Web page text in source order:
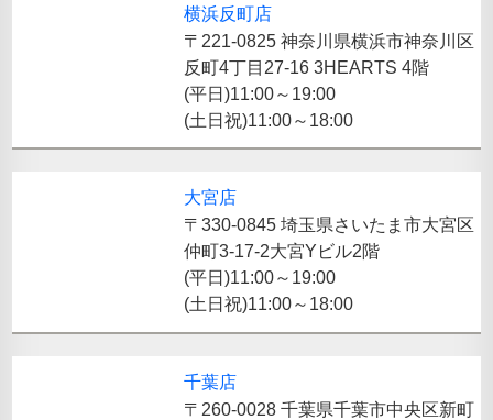
横浜反町店
〒221-0825 神奈川県横浜市神奈川区
反町4丁目27-16 3HEARTS 4階
(平日)11:00～19:00
(土日祝)11:00～18:00
大宮店
〒330-0845 埼玉県さいたま市大宮区
仲町3-17-2大宮Yビル2階
(平日)11:00～19:00
(土日祝)11:00～18:00
千葉店
〒260-0028 千葉県千葉市中央区新町